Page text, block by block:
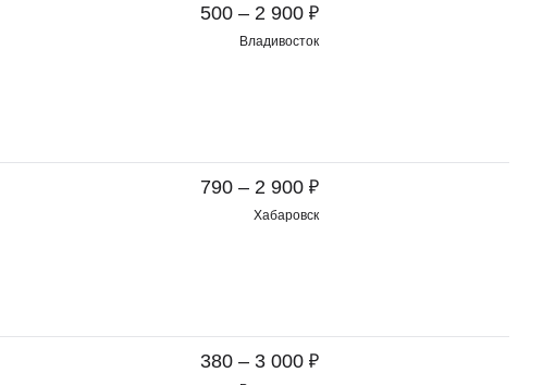
500 – 2 900 ₽
Владивосток
790 – 2 900 ₽
Хабаровск
380 – 3 000 ₽